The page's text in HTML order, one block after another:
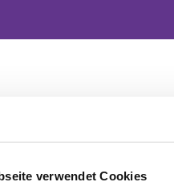
verwendet Cookies